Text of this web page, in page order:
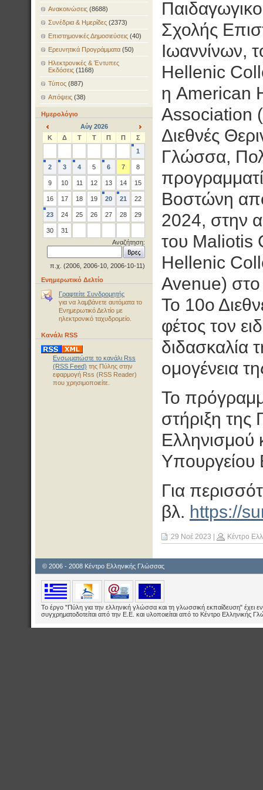
Ανακοινώσεις (8688)
Συνέδρια & Ημερίδες (2373)
Επιστημονικές Δημοσιεύσεις (40)
Ερευνητικά Προγράμματα (50)
Ηλεκτρονικές & Έντυπες
Εκδόσεις (1168)
Τύπος (887)
Απόψεις (38)
Ημερολόγιο
<
Αύγ 2026
>
Κ Δ Τ Τ Π Π
Σ
1
2 3 4 5 6 7 8
9 10 11 12 13 14 15
16 17 18 19 20 21 22
23 24 25 26 27 28 29
30
31
Αναζήτηση:
π.χ. (2006, 2006-10, 2006-10-11)
Ενημερωτικό Δελτίο
Γραφτείτε Συνδρομητής
για να λαμβάνετε αυτόματα το
Ενημερωτικό Δελτίο με
ηλεκτρονικό ταχυδρομείο.
Κανάλι RSS
Ενσωματώστε το κανάλι Rss
(RSS Feed) της Πύλης στην
εφαρμογή Rss (RSS Reader)
που χρησιμοποιείτε.
Σχολής
Ιωαννίνων,
Hellenic
η American
Association
Διεθνές
Γλώσσα,
Βοστώνη
2024, στην
του Maliotis
Hellenic
Avenue)
Το 10ο
φέτος τον
διδασκαλία
ομογένεια
Το
στήριξη της
Ελληνισμού
Υπουργείου
Για
βλ. https://
29 Νοέ 2023 Κέντρο
© 2006 - 2008 Κέντρο Ελληνικής Γλώσσας
Το έργο "Πύλη για την ελληνική γλώσσα και τη γλωσσική εκπαίδευση" έχει
συγχρηματοδοτείται από την Ε.E. και υλοποιείται από το Κέντρο Ελληνικής